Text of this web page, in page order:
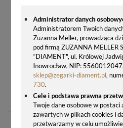
Administrator danych
Administratorem Twoich
Zuzanna Meller, prowadząca
pod firmą ZUZANNA MELLER
"DIAMENT", ul. Królowej
Inowrocław, NIP:
sklep@zegarki-diament.pl,
730.
Cele i podstawa prawna
Twoje dane osobowe w postaci
zawartych w plikach cookies i
przetwarzamy w celu
139,00